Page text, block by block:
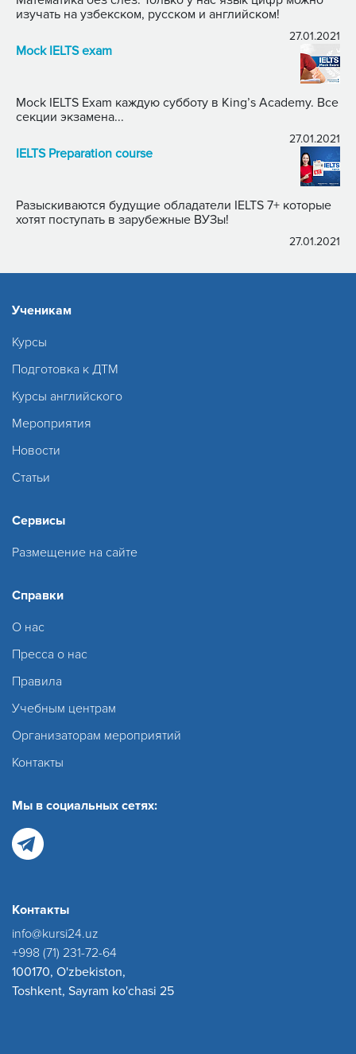
изучать на узбекском, русском и английском!
27.01.2021
Mock IELTS exam
Mock IELTS Exam каждую субботу в King’s Academy. Все
секции экзамена...
27.01.2021
IELTS Preparation course
Разыскиваются будущие обладатели IELTS 7+ которые
хотят поступать в зарубежные ВУЗы!
27.01.2021
Ученикам
Курсы
Подготовка к ДТМ
Курсы английского
Мероприятия
Новости
Статьи
Сервисы
Размещение на сайте
Справки
О нас
Пресса о нас
Правила
Учебным центрам
Организаторам мероприятий
Контакты
Мы в социальных сетях:
Контакты
info@kursi24.uz
+998 (71) 231-72-64
100170, O'zbekiston,
Toshkent, Sayram ko'chasi 25